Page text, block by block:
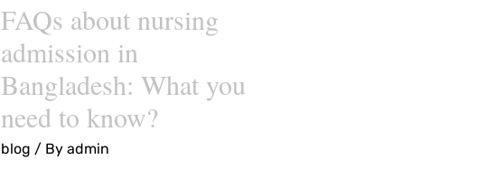
FAQs about nursing
admission in
Bangladesh: What you
need to know?
blog / Byadmin
need